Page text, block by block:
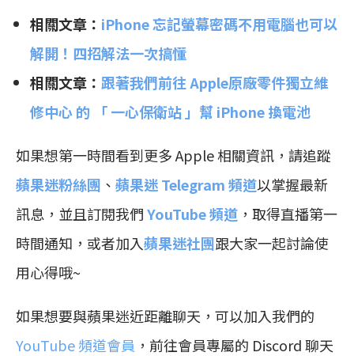
相關文章： iPhone 忘記螢幕密碼不用電腦也可以
解開！四招解法一次搞懂
相關文章： 跟著我們前往 Apple原廠零件獨立維
修中心 的 「 一心保衛站 」幫 iPhone 換電池
如果想第一時間看到更多 Apple 相關資訊，請追蹤
蘋果迷粉絲團 、 蘋果迷 Telegram 頻道以掌握最新
訊息，並且訂閱我們YouTube 頻道 ，取得直播第一
時間通知，或者加入蘋果迷社團跟大家一起討論使
用心得哦~
如果想要與蘋果迷近距離聊天，可以加入我們的
YouTube 頻道會員 ，前往會員專屬的 Discord 聊天